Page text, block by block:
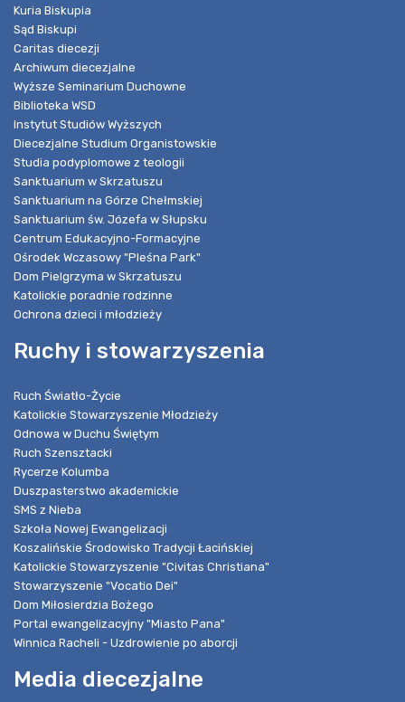
Kuria Biskupia
Sąd Biskupi
Caritas diecezji
Archiwum diecezjalne
Wyższe Seminarium Duchowne
Biblioteka WSD
Instytut Studiów Wyższych
Diecezjalne Studium Organistowskie
Studia podyplomowe z teologii
Sanktuarium w Skrzatuszu
Sanktuarium na Górze Chełmskiej
Sanktuarium św. Józefa w Słupsku
Centrum Edukacyjno-Formacyjne
Ośrodek Wczasowy "Pleśna Park"
Dom Pielgrzyma w Skrzatuszu
Katolickie poradnie rodzinne
Ochrona dzieci i młodzieży
Ruchy i stowarzyszenia
Ruch Światło-Życie
Katolickie Stowarzyszenie Młodzieży
Odnowa w Duchu Świętym
Ruch Szensztacki
Rycerze Kolumba
Duszpasterstwo akademickie
SMS z Nieba
Szkoła Nowej Ewangelizacji
Koszalińskie Środowisko Tradycji Łacińskiej
Katolickie Stowarzyszenie "Civitas Christiana"
Stowarzyszenie "Vocatio Dei"
Dom Miłosierdzia Bożego
Portal ewangelizacyjny "Miasto Pana"
Winnica Racheli - Uzdrowienie po aborcji
Media diecezjalne